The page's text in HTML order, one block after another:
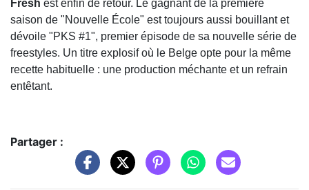
Fresh est enfin de retour. Le gagnant de la première
saison de "Nouvelle École" est toujours aussi bouillant et
dévoile "PKS #1", premier épisode de sa nouvelle série de
freestyles. Un titre explosif où le Belge opte pour la même
recette habituelle : une production méchante et un refrain
entêtant.
Partager :